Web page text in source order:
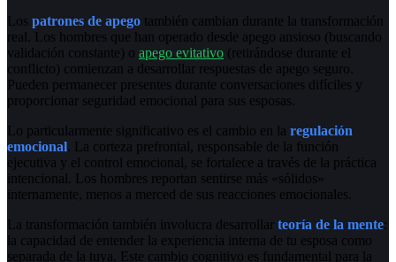
Los patrones de apego también cambian durante la transformación
real. Los hombres que han operado desde apego ansioso (buscando
validación constante) o apego evitativo (retirándose durante el
conflicto) comienzan a desarrollar respuestas de apego seguro.
Pueden permanecer presentes durante conversaciones difíciles y
proporcionar seguridad emocional para sus esposas.
Lo particularmente significativo es el cambio en la regulación
emocional . La corteza prefrontal, responsable de la función
ejecutiva y el control emocional, se fortalece a través de la práctica
intencional. Los hombres reportan sentirse más «sólidos»
internamente, menos a merced de sus reacciones emocionales.
La transformación también involucra desarrollar teoría de la mente:
la capacidad de entender la experiencia interna de tu esposa como
separada de la tuya. Este cambio cognitivo es fundamental para la